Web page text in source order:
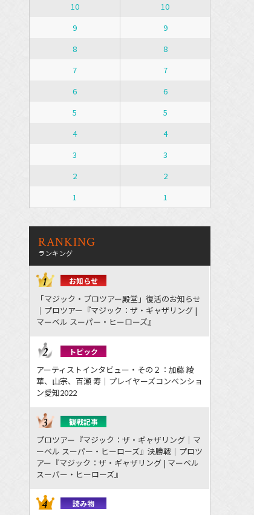
10
10
9
9
8
8
7
7
6
6
5
5
4
4
3
3
2
2
1
1
RANKING
ランキング
お知らせ
「マジック・プロツアー殿堂」復活のお知らせ
｜プロツアー『マジック：ザ・ギャザリング |
マーベル スーパー・ヒーローズ』
トピック
アーティストインタビュー・その２：加藤 綾
華、山宗、百瀬 寿｜プレイヤーズコンベンショ
ン愛知2022
観戦記事
プロツアー『マジック：ザ・ギャザリング｜マ
ーベル スーパー・ヒーローズ』決勝戦｜プロツ
アー『マジック：ザ・ギャザリング | マーベル
スーパー・ヒーローズ』
読み物